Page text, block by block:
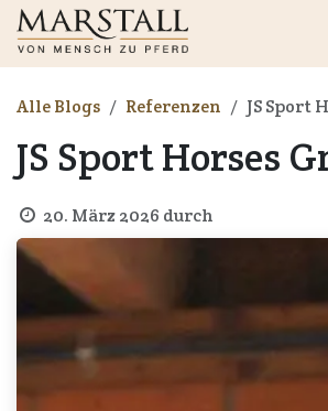
Zum Inhalt springen
Alle Blogs Referenzen JS Sport
JS Sport Horses
20. März 2026 durch